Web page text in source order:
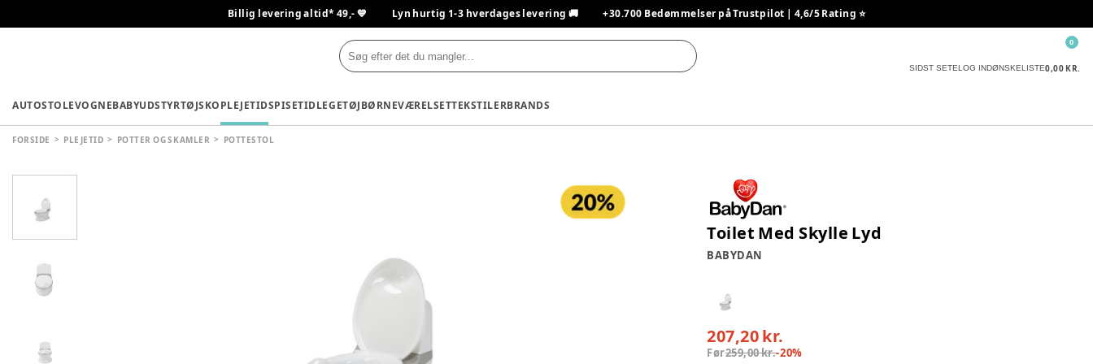
Billig levering altid* 49,- 💙 Lyn hurtig 1-3 hverdages levering 🚚 +30.700 Bedømmelser på Trustpilot | 4,6/5 Rating ⭐️
SIDST SETELOG INDØNSKELISTE0,00 KR.
0
AUTOSTOLEVOGNEBABYUDSTYRTØJSKOPLEJETIDSPISETIDLEGETØJBØRNEVÆRELSETTEKSTILERBRANDS
FORSIDE PLEJETID POTTER OG SKAMLER POTTESTOL
Toilet Med Skylle Lyd
BABYDAN
207,20 kr.
Før259,00 kr.-20%